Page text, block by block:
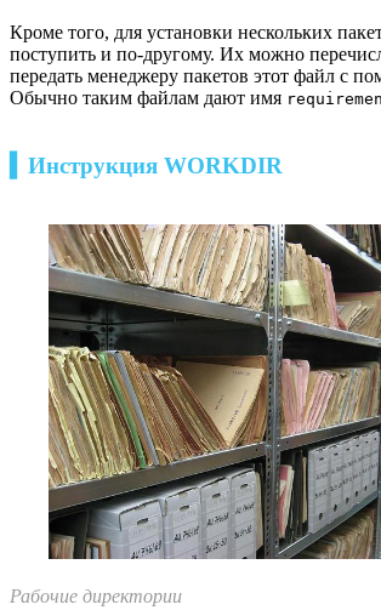
Кроме того, для установки нескольких
поступить и по-другому. Их можно
передать менеджеру пакетов этот файл с
Обычно таким файлам дают имя
▍Инструкция WORKDIR
Рабочие директории